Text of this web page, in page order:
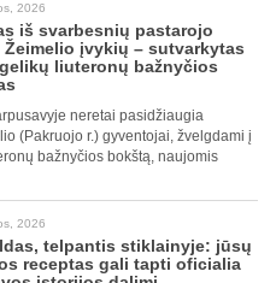
2026
iš svarbesnių pastarojo
Žeimelio įvykių – sutvarkytas
liuteronų bažnyčios
neretai pasidžiaugia
(Pakruojo r.) gyventojai, žvelgdami į
bažnyčios bokštą, naujomis
2026
telpantis stiklainyje: jūsų
receptas gali tapti oficialia